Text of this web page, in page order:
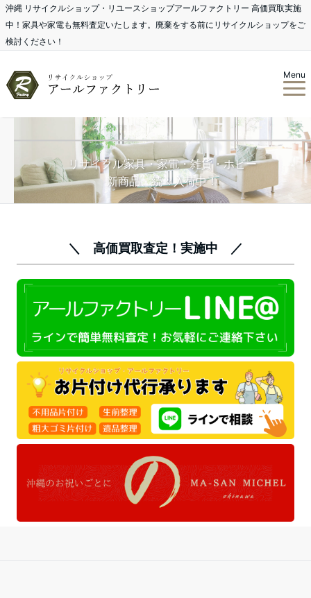
沖縄 リサイクルショップ・リユースショップアールファクトリー 高価買取実施
中！家具や家電も無料査定いたします。廃棄をする前にリサイクルショップをご
検討ください！
Menu
リサイクル家具・家電・雑貨・ホビー
新商品、続々入荷中！
＼ 高価買取査定！実施中 ／